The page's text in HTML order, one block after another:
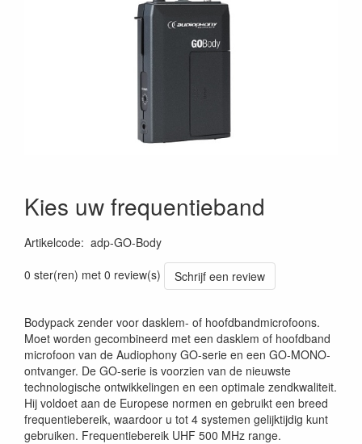
Kies uw frequentieband
Artikelcode: adp-GO-Body
0 ster(ren) met 0 review(s)
Schrijf een review
Bodypack zender voor dasklem- of hoofdbandmicrofoons.
Moet worden gecombineerd met een dasklem of hoofdband
microfoon van de Audiophony GO-serie en een GO-MONO-
ontvanger. De GO-serie is voorzien van de nieuwste
technologische ontwikkelingen en een optimale zendkwaliteit.
Hij voldoet aan de Europese normen en gebruikt een breed
frequentiebereik, waardoor u tot 4 systemen gelijktijdig kunt
gebruiken. Frequentiebereik UHF 500 MHz range.